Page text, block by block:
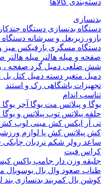
کالاها
بدنسازیدستگاه چندکاره
زیربغل و سرشانه دستگاه شکم
مسگریبارفیکسمیز و
و میله هالتر میله هالتر صفحه ،
دمبل گرد صفحه ، وزنه
متغیردسته دمبل کتل بل
باشگاهیرک و استند
اندام
و پیلاتسمت یوگاآجر یوگا فوم
پیلاتستوپ پیلاتس و یوگا
ایکس کش مینی لوپ کش
کش پالوازم ورزشی
رولر شکم نردبان چابکی
فیت
وزن دارجامپ باکسکیسه
صعودوال بال بوسوبالمیله
بالکمربند بدنسازیبند لیفت